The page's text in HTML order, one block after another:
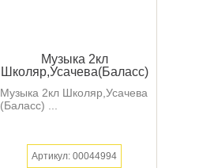
Музыка 2кл
Школяр,Усачева(Баласс)
Музыка 2кл Школяр,Усачева
(Баласс) ...
Артикул: 00044994